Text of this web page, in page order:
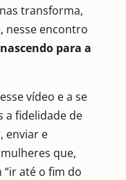
transforma,
nesse encontro
para a
vídeo e a se
a fidelidade de
enviar e
que,
“ir até o fim do